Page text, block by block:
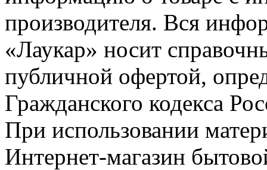
производителя. Вся
«Лаукар» носит
публичной офертой,
Гражданского кодекса
При использовании
Интернет-магазин